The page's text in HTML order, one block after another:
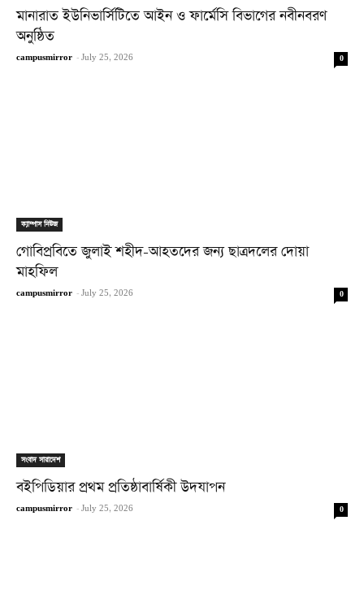
মানারাত ইউনিভার্সিটিতে আইন ও ফার্মেসি বিভাগের নবীনবরণ
অনুষ্ঠিত
campusmirror - July 25, 2026 0
ক্যাম্পাস নিউজ
গোবিপ্রবিতে জুলাই শহীদ-আহতদের জন্য ছাত্রদলের দোয়া
মাহফিল
campusmirror - July 25, 2026 0
সংবাদ সারাদেশ
বইপিডিয়ার প্রথম প্রতিষ্ঠাবার্ষিকী উদযাপন
campusmirror - July 25, 2026 0